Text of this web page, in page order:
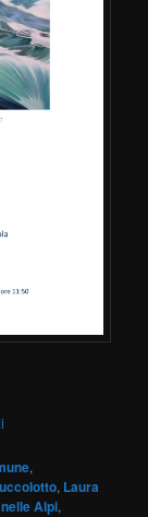
,
, Laura
Alpi,